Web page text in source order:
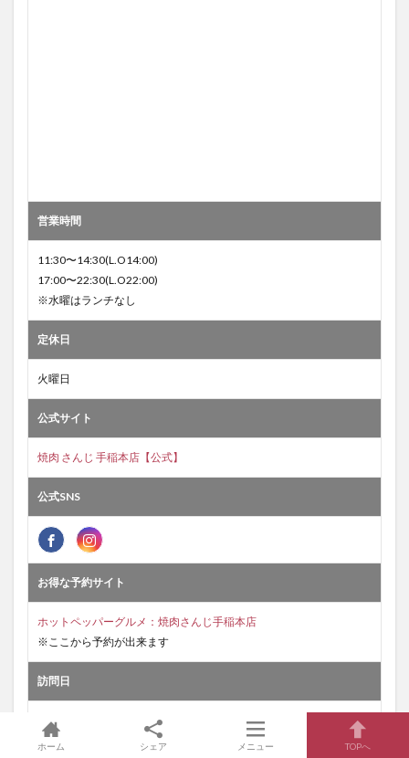
営業時間
11:30〜14:30(L.O14:00)
17:00〜22:30(L.O22:00)
※水曜はランチなし
定休日
火曜日
公式サイト
焼肉 さんじ 手稲本店【公式】
公式SNS
お得な予約サイト
ホットペッパーグルメ：焼肉さんじ手稲本店
※ここから予約が出来ます
訪問日
2021年03月25日
※値段や情報は当時のものですので、最新は各自ご確認ください。
ホーム シェア メニュー TOPへ